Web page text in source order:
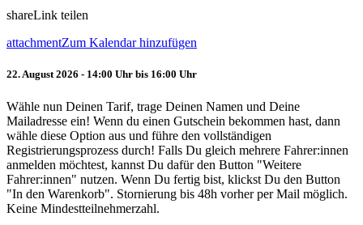
shareLink teilen
attachmentZum Kalendar hinzufügen
22. August 2026 - 14:00 Uhr bis 16:00 Uhr
Wähle nun Deinen Tarif, trage Deinen Namen und Deine
Mailadresse ein! Wenn du einen Gutschein bekommen hast, dann
wähle diese Option aus und führe den vollständigen
Registrierungsprozess durch! Falls Du gleich mehrere Fahrer:innen
anmelden möchtest, kannst Du dafür den Button "Weitere
Fahrer:innen" nutzen. Wenn Du fertig bist, klickst Du den Button
"In den Warenkorb". Stornierung bis 48h vorher per Mail möglich.
Keine Mindestteilnehmerzahl.